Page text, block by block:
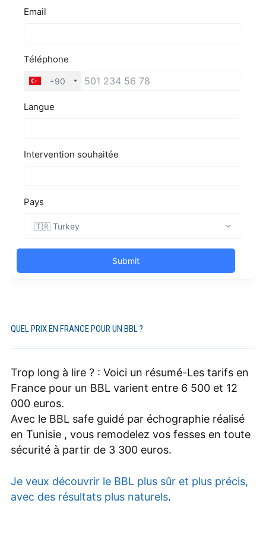
QUEL PRIX EN FRANCE POUR UN BBL ?
Trop long à lire ? : Voici un résumé-Les tarifs en
France pour un BBL varient entre 6 500 et 12
000 euros.
Avec le BBL safe guidé par échographie réalisé
en Tunisie , vous remodelez vos fesses en toute
sécurité à partir de 3 300 euros.
Je veux découvrir le BBL plus sûr et plus précis,
avec des résultats plus naturels.